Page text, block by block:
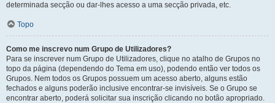
determinada secção ou dar-lhes acesso a uma secção privada, etc.
Topo
Como me inscrevo num Grupo de Utilizadores?
Para se inscrever num Grupo de Utilizadores, clique no atalho de Grupos no
topo da página (dependendo do Tema em uso), podendo então ver todos os
Grupos. Nem todos os Grupos possuem um acesso aberto, alguns estão
fechados e alguns poderão inclusive encontrar-se invisíveis. Se o Grupo se
encontrar aberto, poderá solicitar sua inscrição clicando no botão apropriado.